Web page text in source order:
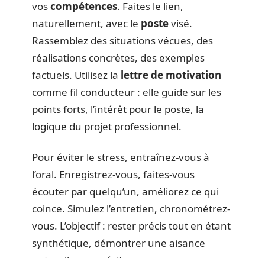
voscompétences. Faites le lien,
naturellement, avec le postevisé.
Rassemblez des situations vécues, des
réalisations concrètes, des exemples
factuels. Utilisez la lettre de motivation
comme fil conducteur : elle guide sur les
points forts, l’intérêt pour le poste, la
logique du projet professionnel.
Pour éviter le stress, entraînez-vous à
l’oral. Enregistrez-vous, faites-vous
écouter par quelqu’un, améliorez ce qui
coince. Simulez l’entretien, chronométrez-
vous. L’objectif : rester précis tout en étant
synthétique, démontrer une aisance